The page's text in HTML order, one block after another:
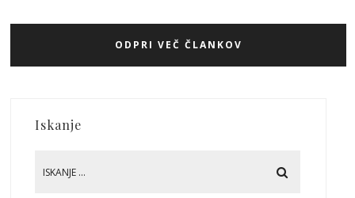
ODPRI VEČ ČLANKOV
Iskanje